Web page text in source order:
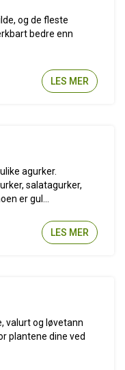
og de fleste
bedre enn
LES MER
agurker.
salatagurker,
er gul...
LES MER
valurt og løvetann
plantene dine ved